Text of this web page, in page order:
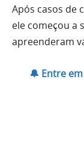
Após casos de
ele começou a
apreenderam
🔔 Entre